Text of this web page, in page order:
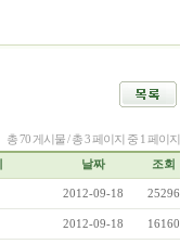
총 70 게시물 / 총 3 페이지 중 1 페이지
날짜 조회
2012-09-18 25296
2012-09-18 16160